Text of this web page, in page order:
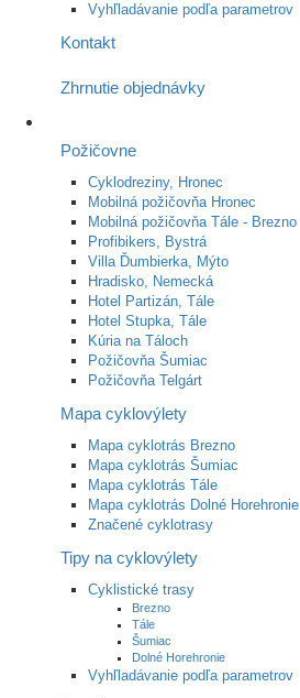
Vyhľladávanie podľa parametrov
Kontakt
Zhrnutie objednávky
Požičovne
Cyklodreziny, Hronec
Mobilná požičovňa Hronec
Mobilná požičovňa Tále - Brezno
Profibikers, Bystrá
Villa Ďumbierka, Mýto
Hradisko, Nemecká
Hotel Partizán, Tále
Hotel Stupka, Tále
Kúria na Táloch
Požičovňa Šumiac
Požičovňa Telgárt
Mapa cyklovýlety
Mapa cyklotrás Brezno
Mapa cyklotrás Šumiac
Mapa cyklotrás Tále
Mapa cyklotrás Dolné Horehronie
Značené cyklotrasy
Tipy na cyklovýlety
Cyklistické trasy
Brezno
Tále
Šumiac
Dolné Horehronie
Vyhľladávanie podľa parametrov